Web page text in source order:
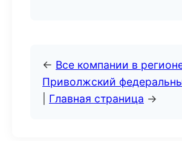
← Все компании в
Приволжский
Главная страница →